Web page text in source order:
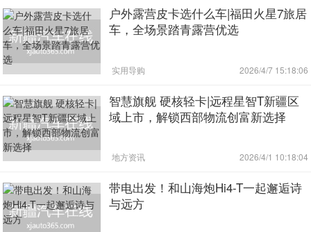
户外露营皮卡选什么车|福田火星7旅居
车，全场景踏青露营优选
实用导购 2026/4/7 15:18:06
智慧旗舰 硬核轻卡|远程星智T新疆区
域上市，解锁西部物流创富新选择
地方资讯 2026/4/1 10:18:04
带电出发！和山海炮Hi4-T一起邂逅诗
与远方